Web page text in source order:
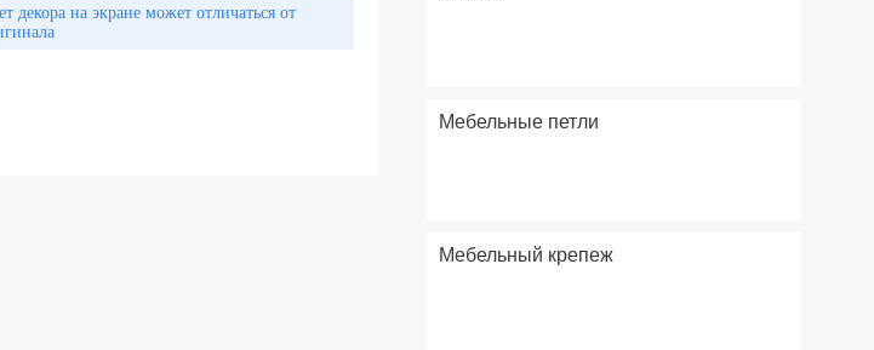
Мебельные петли
Мебельный крепеж
декора на экране может отличаться от